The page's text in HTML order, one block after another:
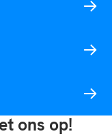
ons op!